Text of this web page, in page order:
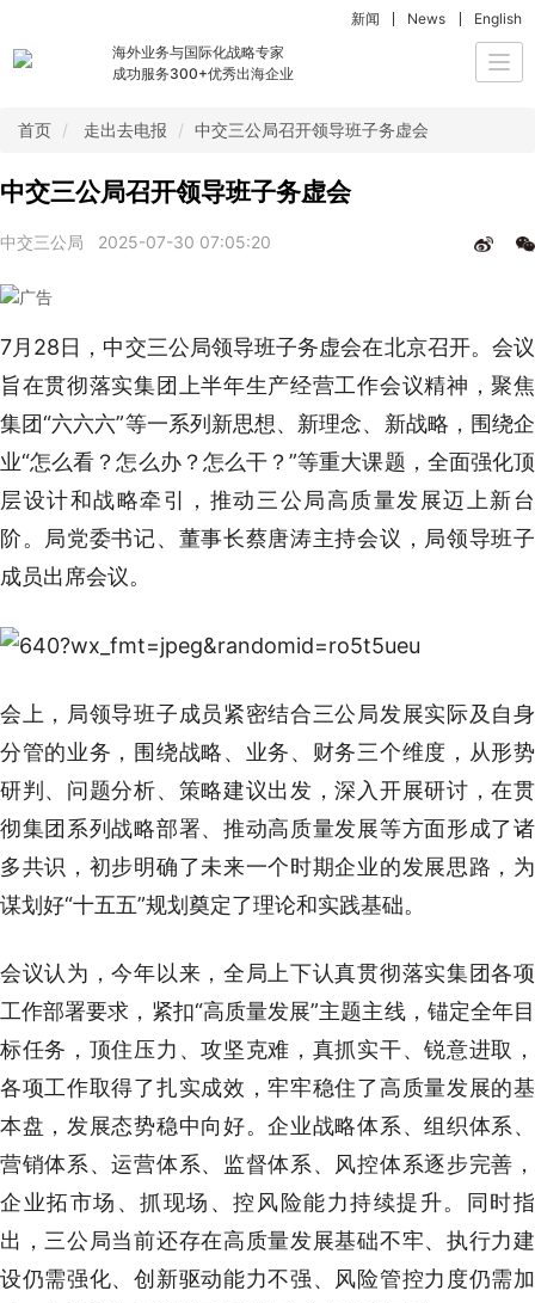
海外业务与国际化战略专家
成功服务300+优秀出海企业
新闻 News English
首页 走出去电报 中交三公局召开领导班子务虚会
中交三公局召开领导班子务虚会
中交三公局 2025-07-30 07:05:20
7月28日，中交三公局领导班子务虚会在北京召开。会议
旨在贯彻落实集团上半年生产经营工作会议精神，聚焦
集团“六六六”等一系列新思想、新理念、新战略，围绕企
业“怎么看？怎么办？怎么干？”等重大课题，全面强化顶
层设计和战略牵引，推动三公局高质量发展迈上新台
阶。局党委书记、董事长蔡唐涛主持会议，局领导班子
成员出席会议。
会上，局领导班子成员紧密结合三公局发展实际及自身
分管的业务，围绕战略、业务、财务三个维度，从形势
研判、问题分析、策略建议出发，深入开展研讨，在贯
彻集团系列战略部署、推动高质量发展等方面形成了诸
多共识，初步明确了未来一个时期企业的发展思路，为
谋划好“十五五”规划奠定了理论和实践基础。
会议认为，今年以来，全局上下认真贯彻落实集团各项
工作部署要求，紧扣“高质量发展”主题主线，锚定全年目
标任务，顶住压力、攻坚克难，真抓实干、锐意进取，
各项工作取得了扎实成效，牢牢稳住了高质量发展的基
本盘，发展态势稳中向好。企业战略体系、组织体系、
营销体系、运营体系、监督体系、风控体系逐步完善，
企业拓市场、抓现场、控风险能力持续提升。同时指
出，三公局当前还存在高质量发展基础不牢、执行力建
设仍需强化、创新驱动能力不强、风险管控力度仍需加